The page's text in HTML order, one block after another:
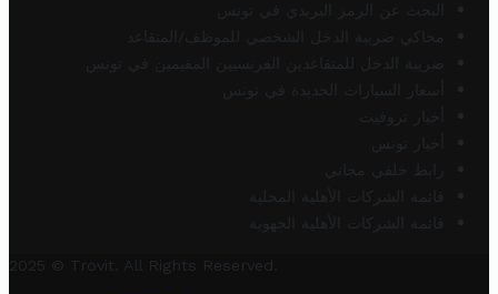
البحث عن الرمز البريدي في تونس
محاكي ضريبة الدخل الشخصي للموظف/المتقاعد
ضريبة الدخل للمتقاعدين الفرنسيين المقيمين في تونس
أسعار السيارات الجديدة في تونس
أخبار تروفيت
أخبار تونس
رابط خلفي مجاني
قائمة الشركات الأهلية المحلية
قائمة الشركات الأهلية الجهوية
2025 © Trovit. All Rights Reserved.